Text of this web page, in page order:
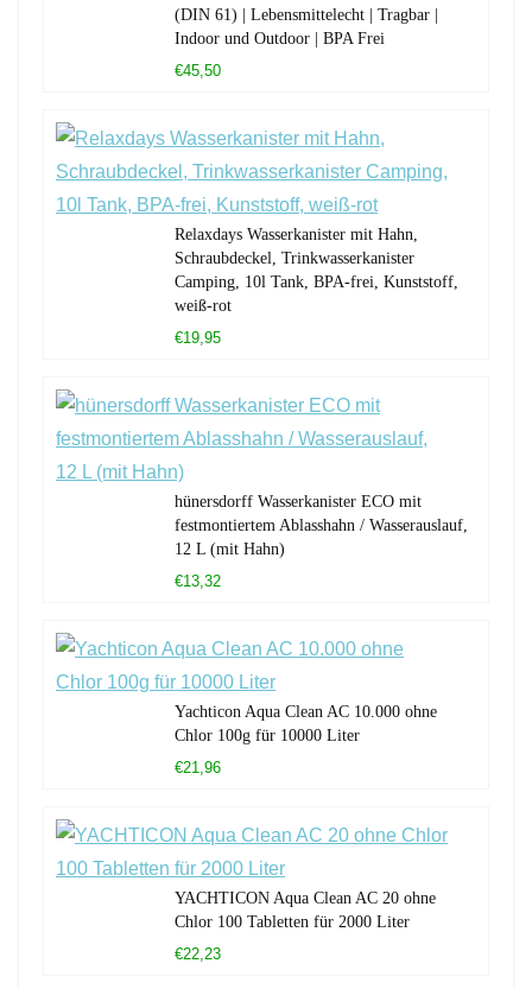
(DIN 61) | Lebensmittelecht | Tragbar |
Indoor und Outdoor | BPA Frei
€45,50
Relaxdays Wasserkanister mit Hahn,
Schraubdeckel, Trinkwasserkanister
Camping, 10l Tank, BPA-frei, Kunststoff,
weiß-rot
€19,95
hünersdorff Wasserkanister ECO mit
festmontiertem Ablasshahn / Wasserauslauf,
12 L (mit Hahn)
€13,32
Yachticon Aqua Clean AC 10.000 ohne
Chlor 100g für 10000 Liter
€21,96
YACHTICON Aqua Clean AC 20 ohne
Chlor 100 Tabletten für 2000 Liter
€22,23